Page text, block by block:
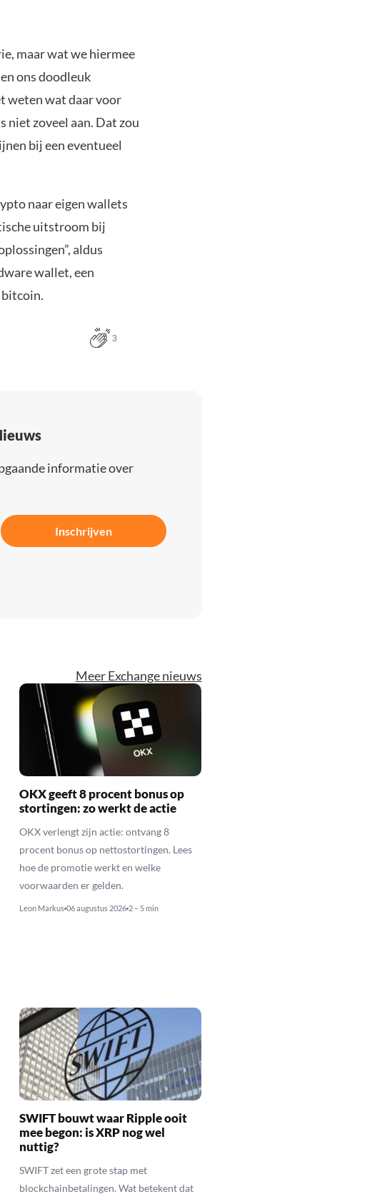
maar wat we hiermee
ons doodleuk
weten wat daar voor
niet zoveel aan. Dat zou
bij een eventueel
naar eigen wallets
uitstroom bij
aldus
wallet, een
3
informatie over
Inschrijven
Meer Exchange nieuws
OKX geeft 8 procent bonus op
stortingen: zo werkt de actie
OKX verlengt zijn actie: ontvang 8
procent bonus op nettostortingen. Lees
hoe de promotie werkt en welke
voorwaarden er gelden.
Leon Markus 06 augustus 2026 2 – 5 min
SWIFT bouwt waar Ripple ooit
mee begon: is XRP nog wel
nuttig?
SWIFT zet een grote stap met
blockchainbetalingen. Wat betekent dat